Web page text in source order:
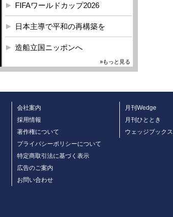
FIFAワールドカップ2026
日本主導で平和の再構築を
造船立国ニッポンへ
»もっと見る
会社案内
採用情報
著作権について
プライバシーポリシーについて
特定商取引法に基づく表示
広告のご案内
お問い合わせ
月刊Wedge
月刊ひととき
ウェッジブックス